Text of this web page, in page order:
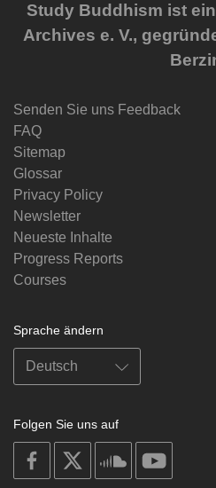
Study Buddhism ist
Archives e. V.,
Senden Sie uns Feedback
FAQ
Sitemap
Glossar
Privacy Policy
Newsletter
Neueste Inhalte
Progress Reports
Courses
Sprache ändern
Folgen Sie uns auf
on
facebook
soundcloud